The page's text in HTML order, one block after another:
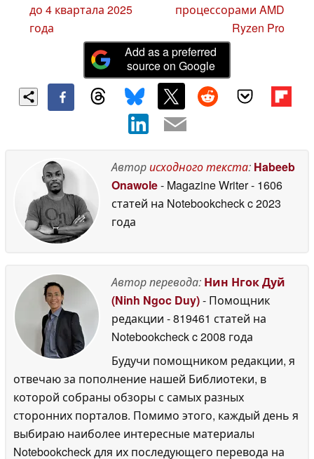
до 4 квартала 2025
года
процессорами AMD
Ryzen Pro
Add as a preferred
source on Google
Авторисходного текста: Habeeb
Onawole- Magazine Writer- 1606
статей на Notebookcheckc 2023
года
Автор перевода: Нин Нгок Дуй
(Ninh Ngoc Duy)- Помощник
редакции - 819461 статей на
Notebookcheckc 2008 года
Будучи помощником редакции, я
отвечаю за пополнение нашей Библиотеки, в
которой собраны обзоры с самых разных
сторонних порталов. Помимо этого, каждый день я
выбираю наиболее интересные материалы
Notebookcheck для их последующего перевода на